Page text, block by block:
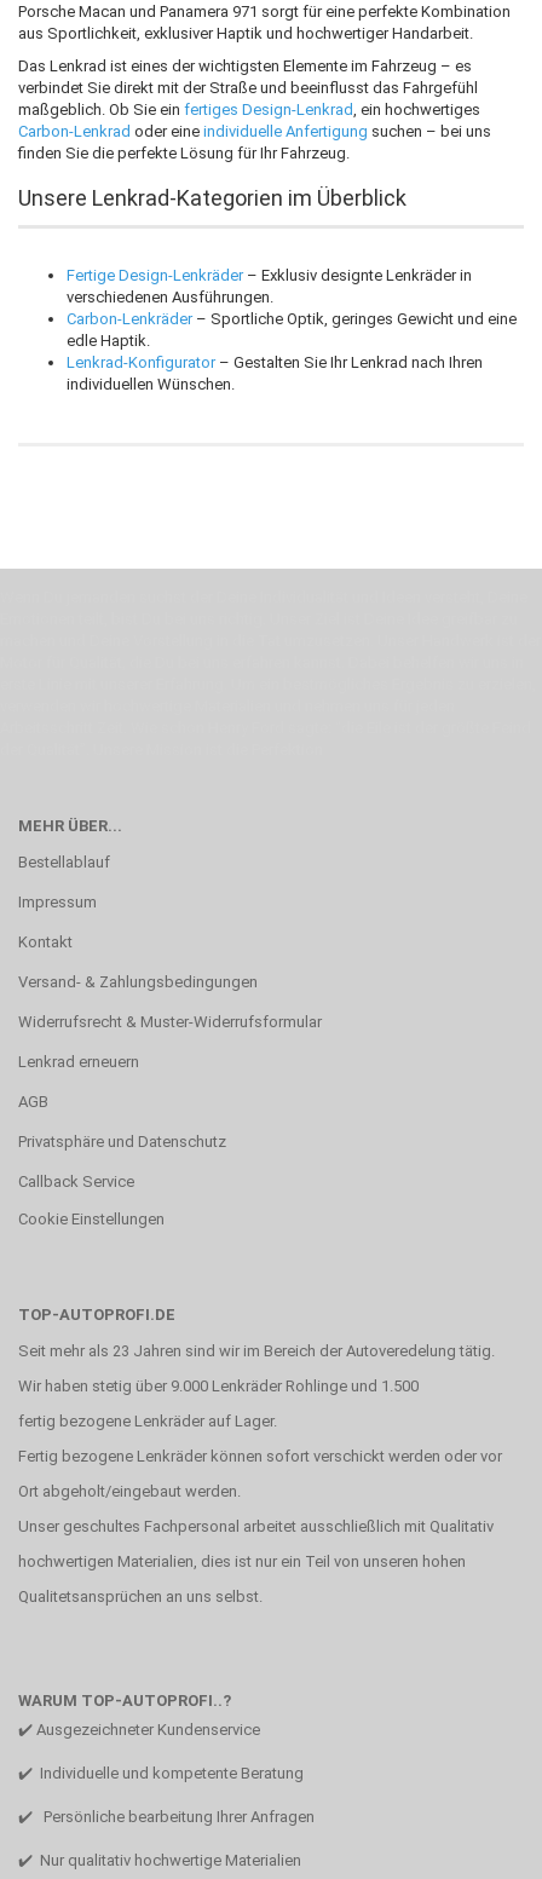
Porsche Macan und Panamera 971 sorgt für eine perfekte Kombination
aus Sportlichkeit, exklusiver Haptik und hochwertiger Handarbeit.
Das Lenkrad ist eines der wichtigsten Elemente im Fahrzeug – es
verbindet Sie direkt mit der Straße und beeinflusst das Fahrgefühl
maßgeblich. Ob Sie ein fertiges Design-Lenkrad , ein hochwertiges
Carbon-Lenkrad oder eine individuelle Anfertigung suchen – bei uns
finden Sie die perfekte Lösung für Ihr Fahrzeug.
Unsere Lenkrad-Kategorien im Überblick
Fertige Design-Lenkräder– Exklusiv designte Lenkräder in
verschiedenen Ausführungen.
Carbon-Lenkräder– Sportliche Optik, geringes Gewicht und eine
edle Haptik.
Lenkrad-Konfigurator– Gestalten Sie Ihr Lenkrad nach Ihren
individuellen Wünschen.
MEHR ÜBER...
Bestellablauf
Impressum
Kontakt
Versand- & Zahlungsbedingungen
Widerrufsrecht & Muster-Widerrufsformular
Lenkrad erneuern
AGB
Privatsphäre und Datenschutz
Callback Service
Cookie Einstellungen
TOP-AUTOPROFI.DE
Seit mehr als 23 Jahren sind wir im Bereich der Autoveredelung tätig.
Wir haben stetig über 9.000 Lenkräder Rohlinge und 1.500
fertig bezogene Lenkräder auf Lager.
Fertig bezogene Lenkräder können sofort verschickt werden oder vor
Ort abgeholt/eingebaut werden.
Unser geschultes Fachpersonal arbeitet ausschließlich mit Qualitativ
hochwertigen Materialien, dies ist nur ein Teil von unseren hohen
Qualitetsansprüchen an uns selbst.
WARUM TOP-AUTOPROFI..?
✔️ Ausgezeichneter Kundenservice
✔️ Individuelle und kompetente Beratung
✔️ Persönliche bearbeitung Ihrer Anfragen
✔️ Nur qualitativ hochwertige Materialien